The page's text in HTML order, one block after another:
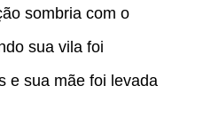
sombria com o
sua vila foi
e sua mãe foi levada